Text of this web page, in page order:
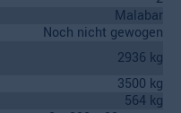
Malabar
Noch nicht gewogen
2936 kg
3500 kg
564 kg